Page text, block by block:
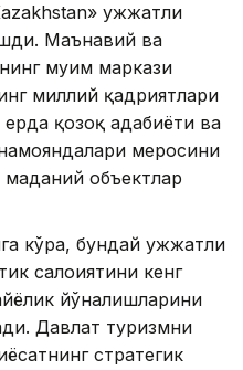
ҳужжатли
Маънавий ва
муҳим маркази
миллий қадриятлари
қозоқ адабиёти ва
меросини
объектлар
кўра, бундай ҳужжатли
салоҳиятини кенг
йўналишларини
Давлат туризмни
стратегик